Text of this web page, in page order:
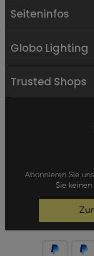
Seiteninfos
Globo Lighting
Trusted Shops
Abonnieren Sie
Sie